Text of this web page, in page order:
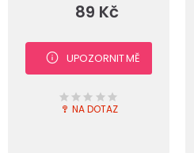
89 Kč
UPOZORNIT MĚ
NA DOTAZ